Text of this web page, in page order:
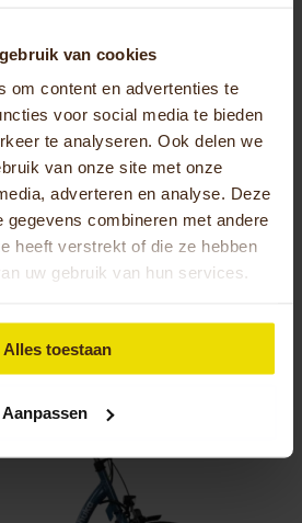
van cookies
om content en advertenties te
voor social media te bieden
te analyseren. Ook delen we
van onze site met onze
adverteren en analyse. Deze
gegevens combineren met andere
heeft verstrekt of die ze hebben
uw gebruik van hun services.
Alles toestaan
Aanpassen
Cortes
aan winkelwagen